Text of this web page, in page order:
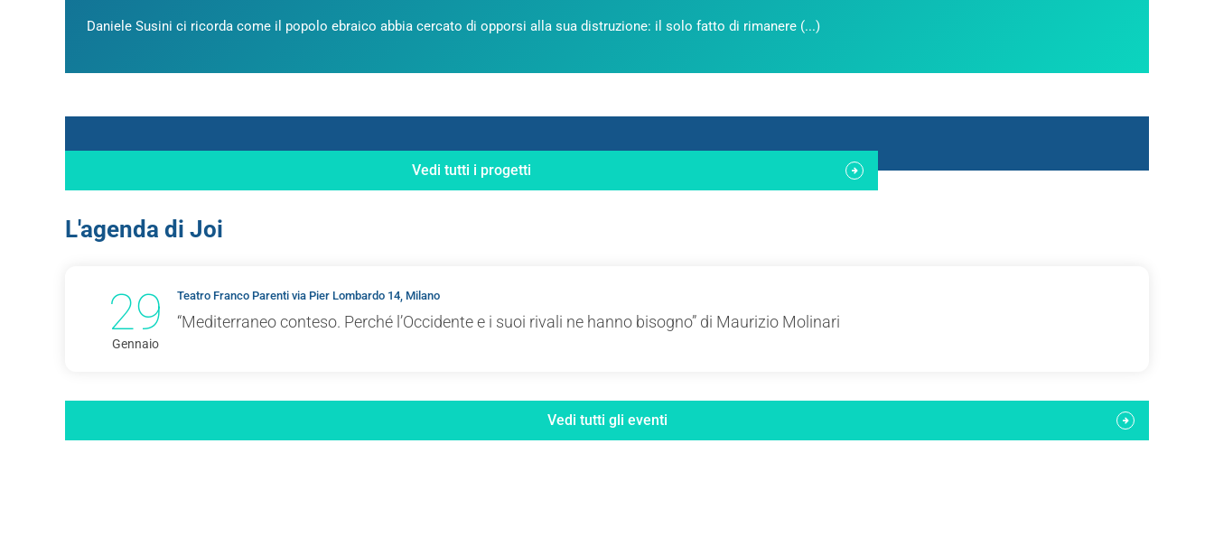
Daniele Susini ci ricorda come il popolo ebraico abbia cercato di opporsi alla sua distruzione: il solo fatto di rimanere (...)
Vedi tutti i progetti
L'agenda di Joi
29
Gennaio
Teatro Franco Parenti via Pier Lombardo 14, Milano
“Mediterraneo conteso. Perché l’Occidente e i suoi rivali ne hanno bisogno” di Maurizio Molinari
Vedi tutti gli eventi